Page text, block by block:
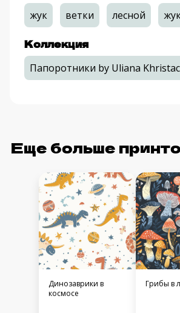
жук ветки лесной
Коллекция
Папоротники by Uliana
Еще больше
Динозаврики в
космосе
Грибы в